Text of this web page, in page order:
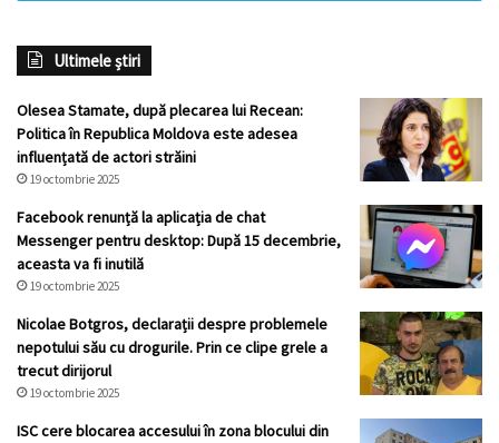
Ultimele știri
Olesea Stamate, după plecarea lui Recean:
Politica în Republica Moldova este adesea
influențată de actori străini
19 octombrie 2025
Facebook renunță la aplicația de chat
Messenger pentru desktop: După 15 decembrie,
aceasta va fi inutilă
19 octombrie 2025
Nicolae Botgros, declarații despre problemele
nepotului său cu drogurile. Prin ce clipe grele a
trecut dirijorul
19 octombrie 2025
ISC cere blocarea accesului în zona blocului din